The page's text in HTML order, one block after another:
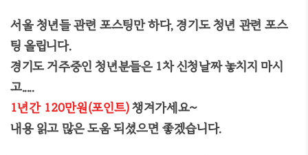
서울 청년들 관련 포스팅만 하다, 경기도 청년 관련 포스
팅 올립니다.
경기도 거주중인 청년분들은 1차 신청날짜 놓치지 마시
고.....
1년간 120만원(포인트)챙겨가세요~
내용 읽고 많은 도움 되셨으면 좋겠습니다.